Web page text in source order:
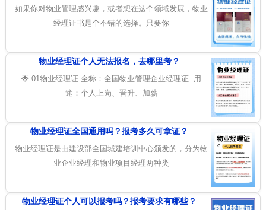
如果你对物业管理感兴趣，或者想在这个领域发展，物业
经理证书是个不错的选择。只要你
物业经理证个人无法报名，去哪里考？
🌟 01物业经理证 全称：全国物业管理企业经理证 用
途：个人上岗、晋升、加薪
物业经理证全国通用吗？报考多久可拿证？
物业经理证是由建设部全国城建培训中心颁发的，分为物
业企业经理和物业项目经理两种类
物业经理证个人可以报考吗？报考要求有哪些？